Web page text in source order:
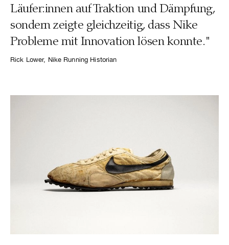
Läufer:innen auf Traktion und Dämpfung,
sondern zeigte gleichzeitig, dass Nike
Probleme mit Innovation lösen konnte."
Rick Lower, Nike Running Historian